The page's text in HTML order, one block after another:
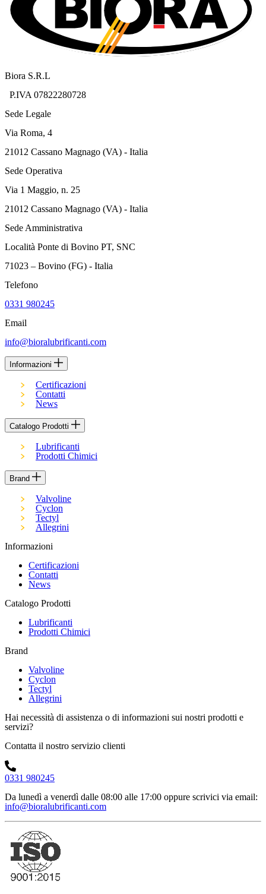
Biora S.R.L
P.IVA 07822280728
Sede Legale
Via Roma, 4
21012 Cassano Magnago (VA) - Italia
Sede Operativa
Via 1 Maggio, n. 25
21012 Cassano Magnago (VA) - Italia
Sede Amministrativa
Località Ponte di Bovino PT, SNC
71023 – Bovino (FG) - Italia
Telefono
0331 980245
Email
info@bioralubrificanti.com
Informazioni
Certificazioni
Contatti
News
Catalogo Prodotti
Lubrificanti
Prodotti Chimici
Brand
Valvoline
Cyclon
Tectyl
Allegrini
Informazioni
Certificazioni
Contatti
News
Catalogo Prodotti
Lubrificanti
Prodotti Chimici
Brand
Valvoline
Cyclon
Tectyl
Allegrini
Hai necessità di assistenza o di informazioni sui nostri prodotti e
servizi?
Contatta il nostro servizio clienti
0331 980245
Da lunedì a venerdì dalle 08:00 alle 17:00 oppure scrivici via email:
info@bioralubrificanti.com